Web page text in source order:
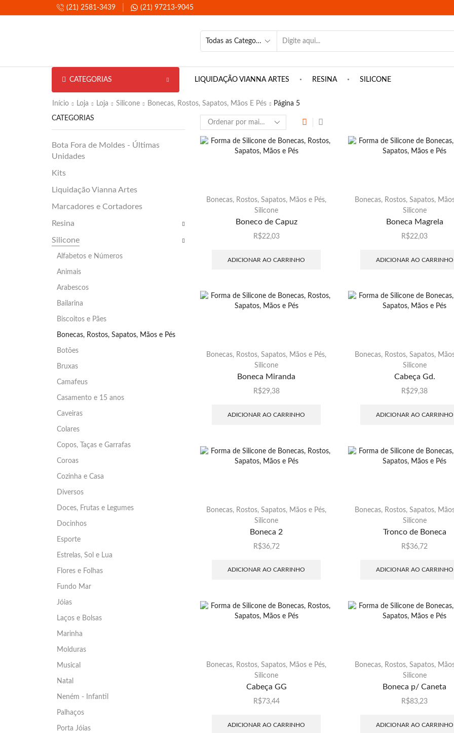
(21) 2581-3439 (21) 97213-9045
CATEGORIAS LIQUIDAÇÃO VIANNA ARTES RESINA SILICONE
Início Loja Loja Silicone Bonecas, Rostos, Sapatos, Mãos E Pés Página 5
Bonecas, Rostos, Sapatos, Mãos e Pés,
Silicone
Boneco de Capuz
R$22,03
ADICIONAR AO CARRINHO
Bonecas, Rostos, Sapatos,
Silicone
Boneca Magrela
R$22,03
ADICIONAR AO CARRINHO
Bonecas, Rostos, Sapatos, Mãos e Pés,
Silicone
Boneca Miranda
R$29,38
ADICIONAR AO CARRINHO
Bonecas, Rostos, Sapatos,
Silicone
Cabeça Gd.
R$29,38
ADICIONAR AO CARRINHO
Bonecas, Rostos, Sapatos, Mãos e Pés,
Silicone
Boneca 2
R$36,72
ADICIONAR AO CARRINHO
Bonecas, Rostos, Sapatos,
Silicone
Tronco de Boneca
R$36,72
ADICIONAR AO CARRINHO
Bonecas, Rostos, Sapatos, Mãos e Pés,
Silicone
Cabeça GG
R$73,44
ADICIONAR AO CARRINHO
Bonecas, Rostos, Sapatos,
Silicone
Boneca p/ Caneta
R$83,23
ADICIONAR AO CARRINHO
CATEGORIAS
Bota Fora de Moldes - Últimas
Unidades
Kits
Liquidação Vianna Artes
Marcadores e Cortadores
Resina
Silicone
Alfabetos e Números
Animais
Arabescos
Bailarina
Biscoitos e Pães
Bonecas, Rostos, Sapatos, Mãos e Pés
Botões
Bruxas
Camafeus
Casamento e 15 anos
Caveiras
Colares
Copos, Taças e Garrafas
Coroas
Cozinha e Casa
Diversos
Doces, Frutas e Legumes
Docinhos
Esporte
Estrelas, Sol e Lua
Flores e Folhas
Fundo Mar
Jóias
Laços e Bolsas
Marinha
Molduras
Musical
Natal
Neném - Infantil
Palhaços
Porta Jóias